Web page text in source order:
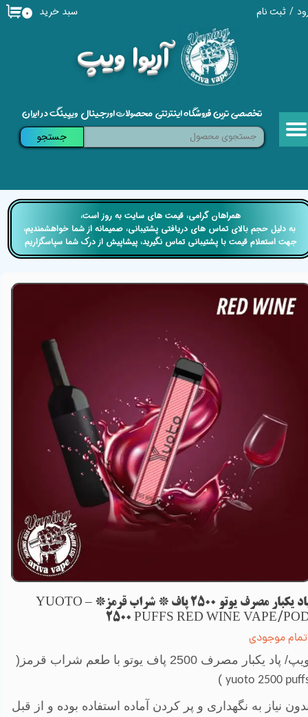
/ ثبت نام
حساب کاربری من
خروج از حساب کاربری
​آریوا ویپ
۰ سبد خرید
تخصصی ترین فروشگاه اینترنتی محصولات اورجینال ویپینگ در ایران
جستجو
پاد یکبار مصرف یوتو 2500 پاف * شراب قرمز* – YUOTO
2500 PUFFS RED WINE VAPE/
موجودی
پاد یکبار مصرف 2500 پاف یوتو با طعم شراب قرمز(
yuoto 2500
)
نیاز به نگهداری و پر کردن آماده استفاده بوده و از قبل
​​همراهان گرامی، قیمت های سایت به روز است،
​​​​​​​ به دلیل حجم بالای تماس های دریافتی پشتیبانی، صمیمانه از شما خواهشمندیم،
جهت استعلام قیمت با پشتیبانی تماس نگیرید، پیشاپیش از درک شما سپاسگزاریم